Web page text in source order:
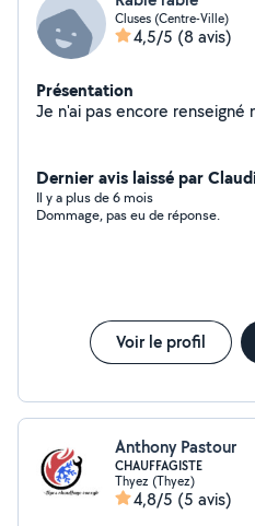
Cluses (Centre-Ville)
4,5/5 (8 avis)
Présentation
Dernier avis laissé par
Il y a plus de 6 mois
Dommage, pas eu de réponse.
Voir le profil
Anthony Pastour
CHAUFFAGISTE
Thyez (Thyez)
4,8/5 (5 avis)